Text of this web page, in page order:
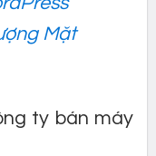
Mặt
ty bán máy